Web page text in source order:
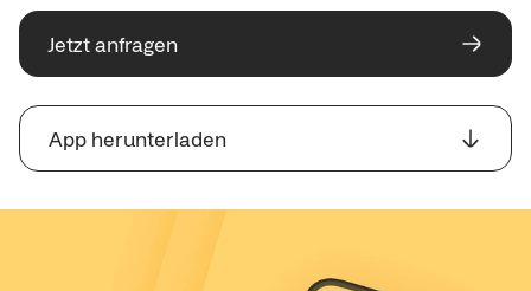
Jetzt anfragen
App herunterladen